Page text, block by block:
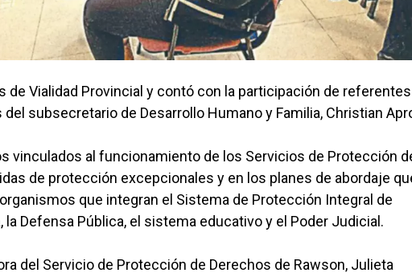
de Vialidad Provincial y contó con la participación de
subsecretario de Desarrollo Humano y Familia, Christian
vinculados al funcionamiento de los Servicios de Protección
de protección excepcionales y en los planes de abordaje
que integran el Sistema de Protección Integral de
Defensa Pública, el sistema educativo y el Poder Judicial.
del Servicio de Protección de Derechos de Rawson, Julieta